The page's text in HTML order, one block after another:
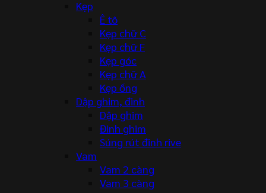
Kẹp
Ê tô
Kẹp chữ C
Kẹp chữ F
Kẹp góc
Kẹp chữ A
Kẹp ống
Dập ghim, đinh
Dập ghim
Đinh ghim
Súng rút đinh rive
Vam
Vam 2 càng
Vam 3 càng